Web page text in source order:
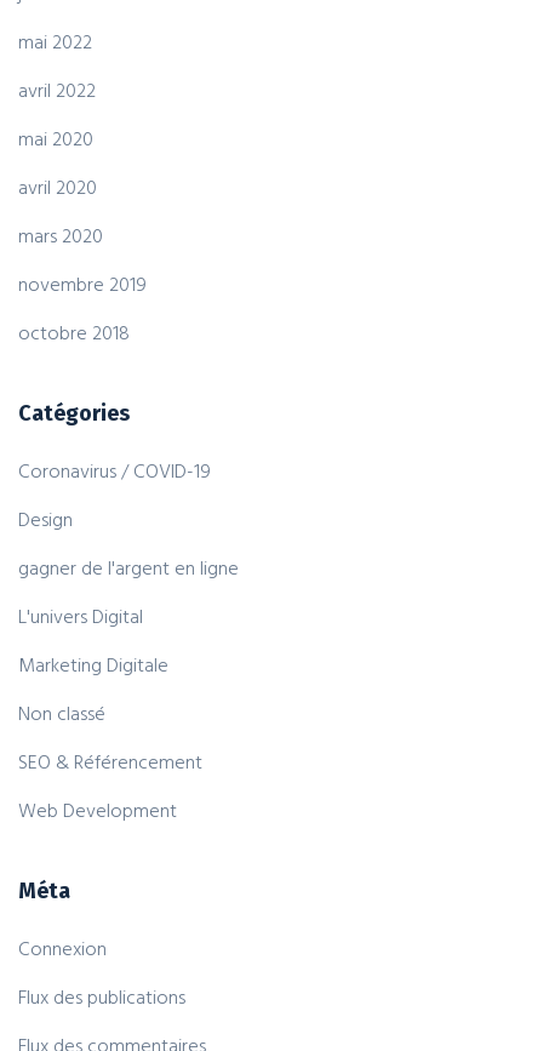
mai 2022
avril 2022
mai 2020
avril 2020
mars 2020
novembre 2019
octobre 2018
Catégories
Coronavirus / COVID-19
Design
gagner de l'argent en ligne
L'univers Digital
Marketing Digitale
Non classé
SEO & Référencement
Web Development
Méta
Connexion
Flux des publications
Flux des commentaires